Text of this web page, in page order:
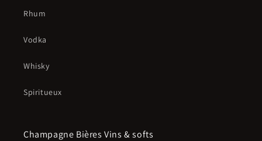
Rhum
Vodka
Whisky
Spiritueux
Champagne Bières Vins & softs